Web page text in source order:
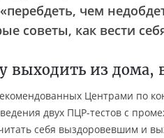
чем
советы, как вести
выходить из дома,
Центрами по
двух ПЦР-тестов с
себя выздоровевшим и